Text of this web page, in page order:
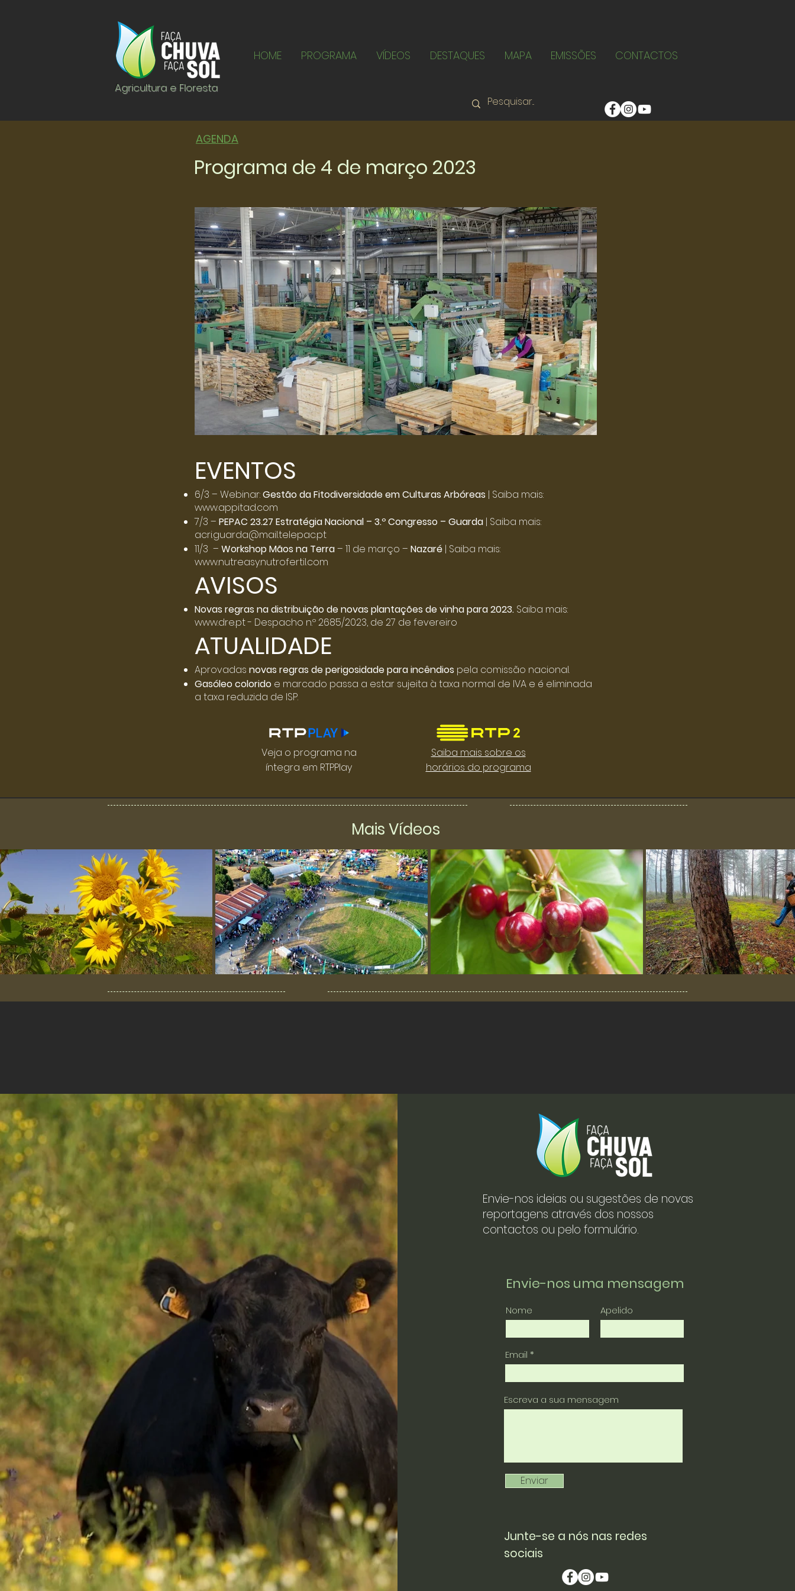
Agricultura e Floresta
HOME PROGRAMA VÍDEOS DESTAQUES MAPA EMISSÕES CONTACTOS
Programa de 4 de março 2023
EVENTOS
6/3 – Webinar:Gestão da Fitodiversidade em Culturas Arbóreas | Saiba mais:
www.appitad.com
7/3 – PEPAC 23.27 Estratégia Nacional – 3.º Congresso – Guarda | Saiba mais:
acri.guarda@mail.telepac.pt
11/3 – Workshop Mãos na Terra– 11 de março – Nazaré | Saiba mais:
www.nutreasy.nutrofertil.com
AVISOS
Novas regras na distribuição de novas plantações de vinha para 2023. Saiba mais:
www.dre.pt- Despacho n.º 2685/2023, de 27 de fevereiro
ATUALIDADE
Aprovadas novas regras de perigosidade para incêndios pela comissão nacional.
Gasóleo colorido e marcado passa a estar sujeita à taxa normal de IVA e é eliminada
a taxa reduzida de ISP.
Veja o programa na
íntegra em RTPPlay
Saiba mais sobre os
horários do programa
AGENDA
Mais Vídeos
Envie-nos ideias ou sugestões de novas
reportagens através dos nossos
contactos ou pelo formulário.
Envie-nos uma mensagem
Nome Apelido
Email
Escreva a sua mensagem
Enviar
Junte-se a nós nas redes
sociais